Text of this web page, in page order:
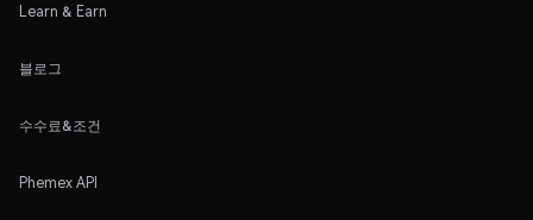
Learn & Earn
블로그
수수료&조건
Phemex API